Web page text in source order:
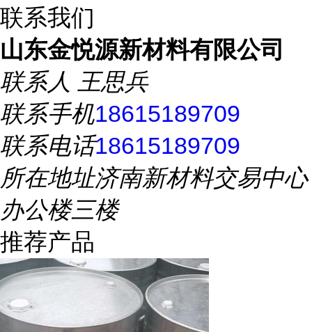
联系我们
山东金悦源新材料有限公司
联系人 王思兵
联系手机18615189709
联系电话18615189709
所在地址济南新材料交易中心
办公楼三楼
推荐产品